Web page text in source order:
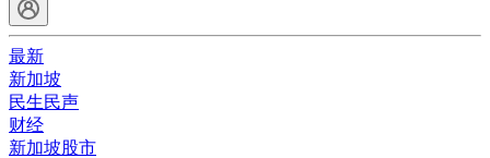
最新
新加坡
民生民声
财经
新加坡股市